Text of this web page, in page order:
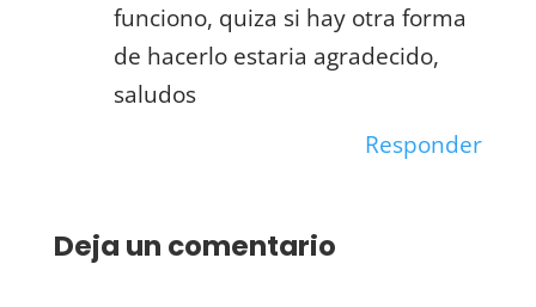
funciono, quiza si hay otra forma
de hacerlo estaria agradecido,
saludos
Responder
Deja un comentario